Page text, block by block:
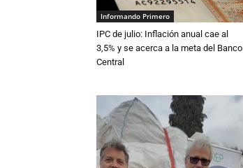
Informando Primero
IPC de julio: Inflación anual cae al
3,5% y se acerca a la meta del Banco
Central